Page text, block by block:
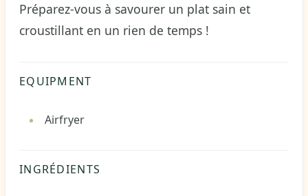
Préparez-vous à savourer un plat sain et
croustillant en un rien de temps !
EQUIPMENT
Airfryer
INGRÉDIENTS